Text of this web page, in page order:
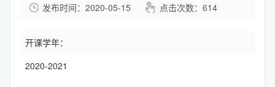
发布时间：2020-05-15 点击次数： 614
开课学年：
2020-2021